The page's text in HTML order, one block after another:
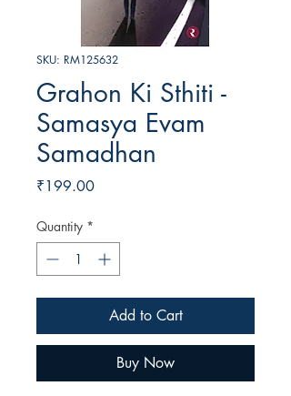
SKU: RM125632
Grahon Ki Sthiti -
Samasya Evam
Samadhan
₹199.00Price
Quantity *
Add to Cart
Buy Now